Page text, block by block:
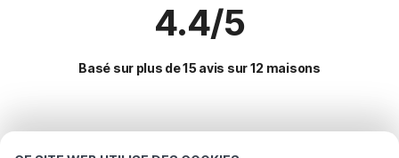
4.4/5
Basé sur plus de 15 avis sur 12 maisons